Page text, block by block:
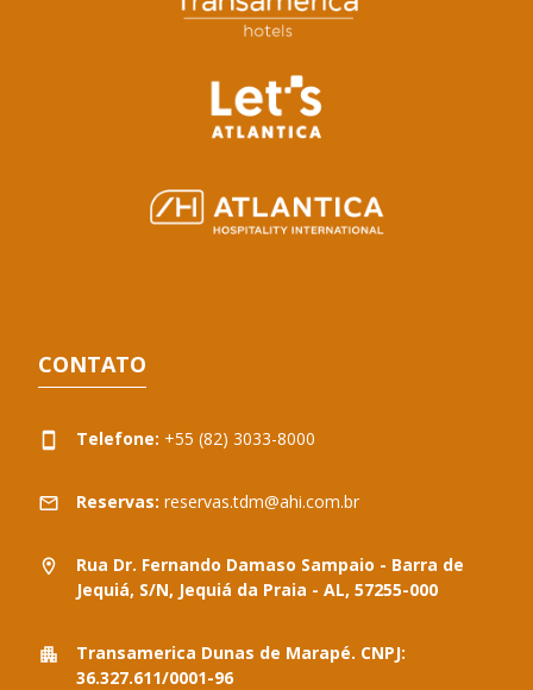
CONTATO
Telefone: +55 (82) 3033-8000
Reservas: reservas.tdm@ahi.com.br
Rua Dr. Fernando Damaso Sampaio - Barra de
Jequiá, S/N, Jequiá da Praia - AL, 57255-000
Transamerica Dunas de Marapé. CNPJ:
36.327.611/0001-96